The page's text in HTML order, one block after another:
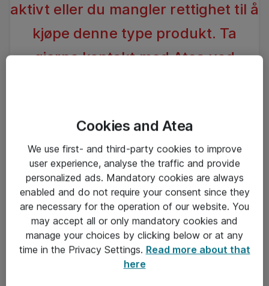
aktivt eller du mangler rettighet til å
kjøpe denne type produkt. Ta
gjerne kontakt med Atea ved
Informasjon
Salgsbetingelser
Sjekkliste ved mottak av gods
Cookies and Atea
We use first- and third-party cookies to improve
user experience, analyse the traffic and provide
personalized ads. Mandatory cookies are always
enabled and do not require your consent since they
are necessary for the operation of our website. You
may accept all or only mandatory cookies and
manage your choices by clicking below or at any
time in the Privacy Settings. Read more about that
here